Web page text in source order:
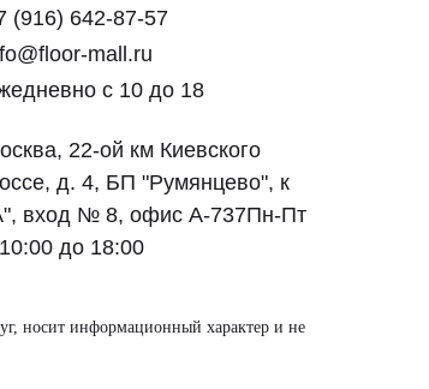
(916) 642-87-57
mall.ru
с 10 до 18
22-ой км Киевского
д. 4, БП "Румянцево", к
вход № 8, офис А-737Пн-Пт
до 18:00
носит информационный характер и не